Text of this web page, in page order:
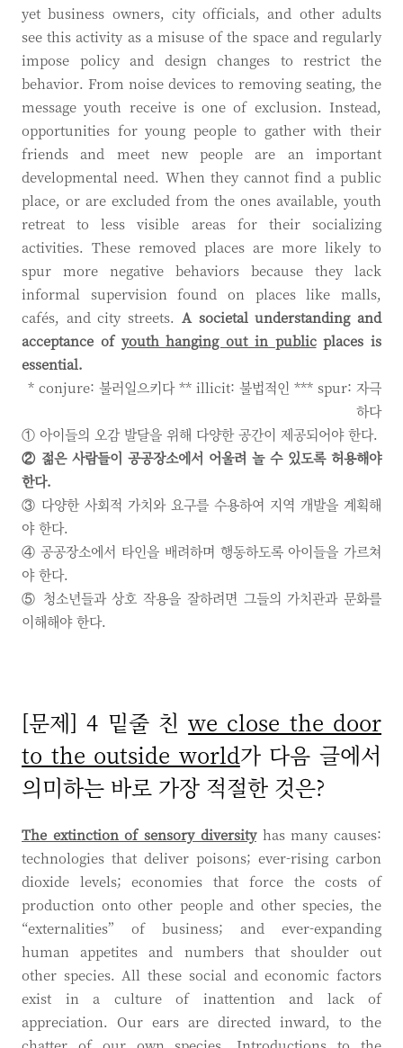
yet business owners, city officials, and other adults
see this activity as a misuse of the space and regularly
impose policy and design changes to restrict the
behavior. From noise devices to removing seating, the
message youth receive is one of exclusion. Instead,
opportunities for young people to gather with their
friends and meet new people are an important
developmental need. When they cannot find a public
place, or are excluded from the ones available, youth
retreat to less visible areas for their socializing
activities. These removed places are more likely to
spur more negative behaviors because they lack
informal supervision found on places like malls,
cafés, and city streets. A societal understanding and
acceptance of youth hanging out in publicplaces is
essential.
* conjure: 불러일으키다 ** illicit: 불법적인 *** spur: 자극
하다
① 아이들의 오감 발달을 위해 다양한 공간이 제공되어야 한다.
② 젊은 사람들이 공공장소에서 어울려 놀 수 있도록 허용해야
한다.
③ 다양한 사회적 가치와 요구를 수용하여 지역 개발을 계획해
야 한다.
④ 공공장소에서 타인을 배려하며 행동하도록 아이들을 가르쳐
야 한다.
⑤ 청소년들과 상호 작용을 잘하려면 그들의 가치관과 문화를
이해해야 한다.
[문제] 4 밑줄 친we close the door
to the outside world가 다음 글에서
의미하는 바로 가장 적절한 것은?
The extinction of sensory diversityhas many causes:
technologies that deliver poisons; ever-rising carbon
dioxide levels; economies that force the costs of
production onto other people and other species, the
“externalities” of business; and ever-expanding
human appetites and numbers that shoulder out
other species. All these social and economic factors
exist in a culture of inattention and lack of
appreciation. Our ears are directed inward, to the